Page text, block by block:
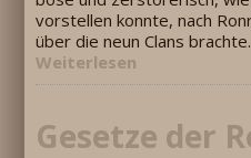
vorstellen konnte, nach
über die neun Clans brachte.
Weiterlesen
Gesetze der